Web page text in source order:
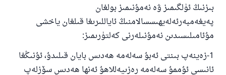
بىزنىڭ ئۈلگىمىز ۋە نەمۇنىمىز بولغان
پەيغەمبەرئەلەيھىسسالامنىڭ ئاياللىرىغا قىلغان ياخشى
مۇئامىلىسىدىن نەمۇنىلەرنى كەلتۈرىمىز:
1-زەينەپ بىنتى ئەبۇ سەلەمە ھەدىس بايان قىلىدۇ، ئۇنىڭغا
ئانىسى ئۇممۇ سەلەمە رەزىيەللاھۇ ئەنھا ھەدىس سۆزلەپ